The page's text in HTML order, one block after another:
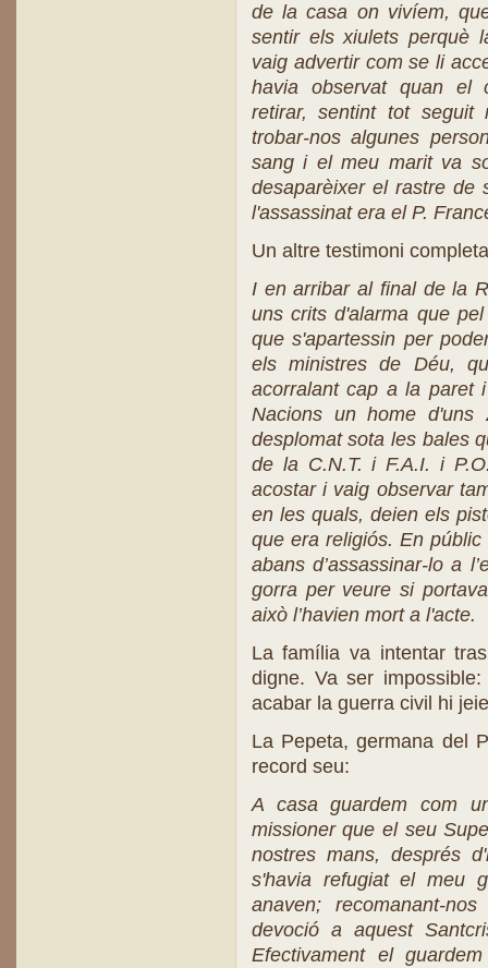
de la casa on vivíem,
sentir els xiulets perquè
vaig advertir com se li
havia observat quan el
retirar, sentint tot
trobar-nos algunes
sang i el meu marit va
desaparèixer el rastre de
l'assassinat era el P.
Un altre testimoni
I en arribar al final de la
uns crits d'alarma que
que s'apartessin per
els ministres de Déu,
acorralant cap a la paret
Nacions un home
desplomat sota les bales
de la C.N.T. i F.A.I. i
acostar i vaig observar
en les quals, deien els
que era religiós. En
abans d’assassinar-lo a
gorra per veure si
això l’havien mort a l'acte.
La família va intentar
digne. Va ser
acabar la guerra civil hi
La Pepeta, germana del
record seu:
A casa guardem com
missioner que el seu
nostres mans, després
s'havia refugiat el meu
anaven; recomanant-
devoció a aquest
Efectivament el